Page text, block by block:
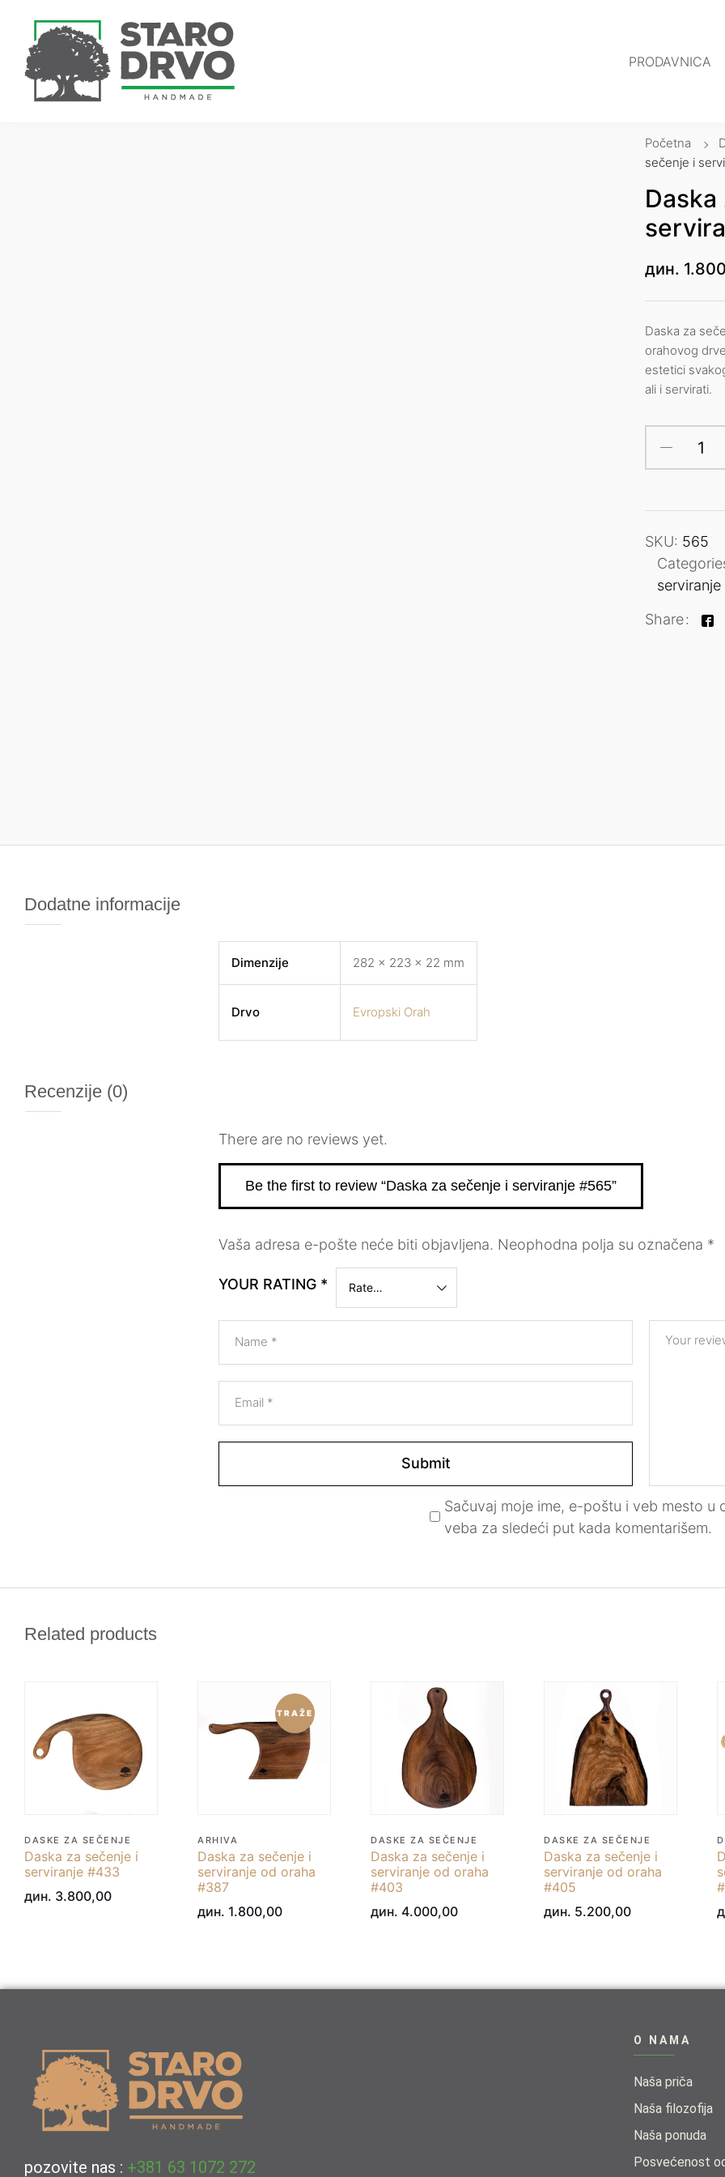
PRODAVNICA
Početna
sečenje i
дин.
Daska za
orahovog
estetici
ali i servirati.
SKU: 565
serviranje
Share
Dodatne informacije
Dimenzije 282 × 223 × 22 mm
Drvo Evropski Orah
Recenzije (0)
There are no reviews yet.
Be the first to review “Daska za sečenje i serviranje #565”
Vaša adresa e-pošte neće biti objavljena. Neophodna polja su označena *
YOUR RATING *
Your
Name *
Email *
Sačuvaj moje ime, e-poštu i veb mesto u
veba za sledeći put kada komentarišem.
Related products
DASKE ZA SEČENJE
Daska za sečenje i
serviranje #433
дин. 3.800,00
TRAŽE
ARHIVA
Daska za sečenje i
serviranje od oraha
#387
дин. 1.800,00
DASKE ZA SEČENJE
Daska za sečenje i
serviranje od oraha
#403
дин. 4.000,00
DASKE ZA SEČENJE
Daska za sečenje i
serviranje od oraha
#405
дин. 5.200,00
pozovite nas : +381 63 1072 272
O NAMA
Naša priča
Naša filozofija
Naša ponuda​
Posvećenost